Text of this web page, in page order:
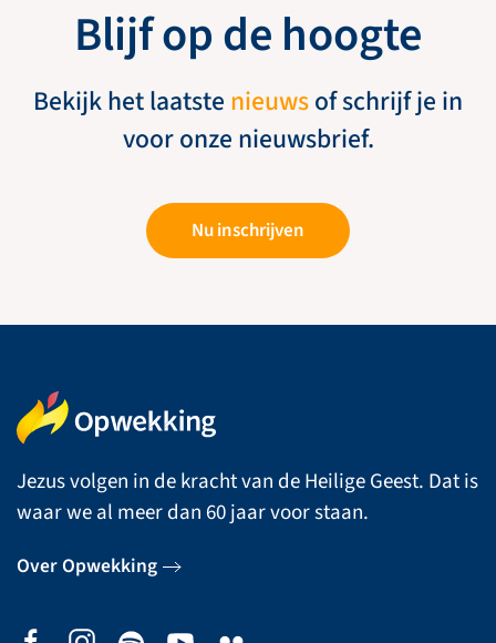
Blijf op de hoogte
Bekijk het laatste nieuwsof schrijf je in
voor onze nieuwsbrief.
Nu inschrijven
Jezus volgen in de kracht van de Heilige Geest. Dat is
waar we al meer dan 60 jaar voor staan.
Over Opwekking